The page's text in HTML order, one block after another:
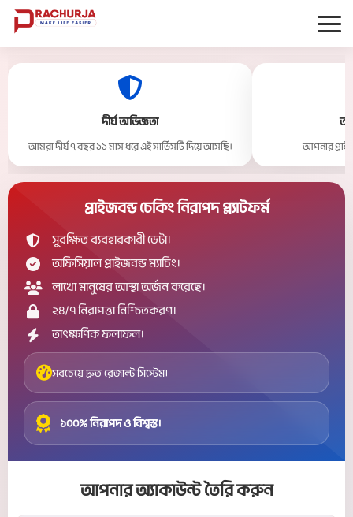
দীর্ঘ অভিজ্ঞতা
আমরা দীর্ঘ ৭ বছর ১১ মাস ধরে এই সার্ভিসটি দিয়ে আসছি। আপনার
প্রাইজবন্ড চেকিং নিরাপদ প্ল্যাটফর্ম
সুরক্ষিত ব্যবহারকারী ডেটা।
অফিসিয়াল প্রাইজবন্ড ম্যাচিং।
লাখো মানুষের আস্থা অর্জন করেছে।
২৪/৭ নিরাপত্তা নিশ্চিতকরণ।
তাৎক্ষণিক ফলাফল।
সবচেয়ে দ্রুত রেজাল্ট সিস্টেম।
১০০% নিরাপদ ও বিশ্বস্ত।
আপনার অ্যাকাউন্ট তৈরি করুন